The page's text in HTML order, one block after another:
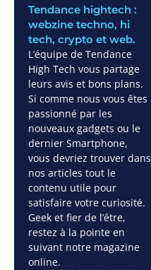
Tendance hightech :
webzine techno, hi
tech, crypto et web.
L’équipe de Tendance
High Tech vous partage
leurs avis et bons plans.
Si comme nous vous êtes
passionné par les
nouveaux gadgets ou le
dernier Smartphone,
vous devriez trouver dans
nos articles tout le
contenu utile pour
satisfaire votre curiosité.
Geek et fier de l’être,
restez à la pointe en
suivant notre magazine
online.